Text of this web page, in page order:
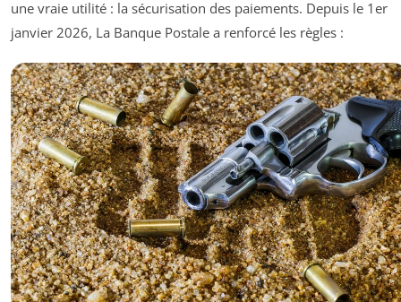
une vraie utilité : la sécurisation des paiements. Depuis le 1er
janvier 2026, La Banque Postale a renforcé les règles :